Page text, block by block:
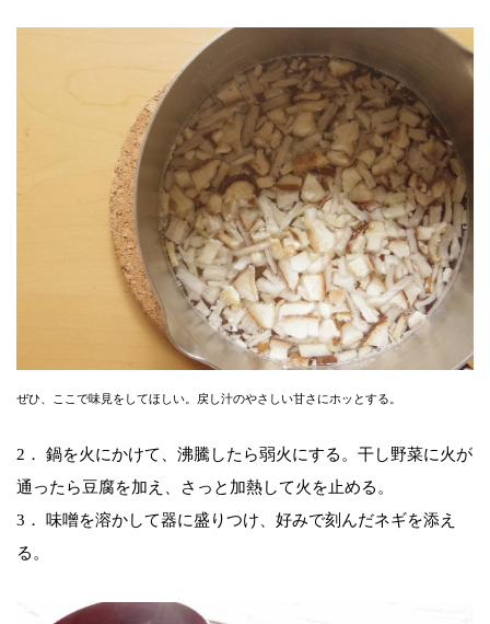
ぜひ、ここで味見をしてほしい。戻し汁のやさしい甘さにホッとする。
2． 鍋を火にかけて、沸騰したら弱火にする。干し野菜に火が
通ったら豆腐を加え、さっと加熱して火を止める。
3． 味噌を溶かして器に盛りつけ、好みで刻んだネギを添え
る。